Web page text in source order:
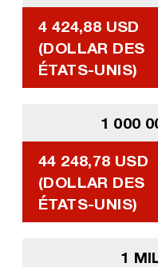
4 424,88 USD
(DOLLAR DES
ÉTATS-UNIS)
1 000
44 248,78 USD
(DOLLAR DES
ÉTATS-UNIS)
1